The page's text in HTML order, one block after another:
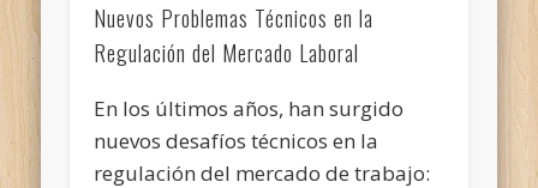
Nuevos Problemas Técnicos en la
Regulación del Mercado Laboral
En los últimos años, han surgido
nuevos desafíos técnicos en la
regulación del mercado de trabajo: